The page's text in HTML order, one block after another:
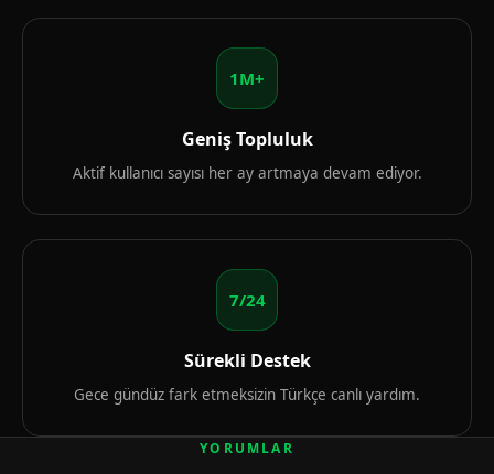
1M+
Geniş Topluluk
Aktif kullanıcı sayısı her ay artmaya devam ediyor.
7/24
Sürekli Destek
Gece gündüz fark etmeksizin Türkçe canlı yardım.
YORUMLAR